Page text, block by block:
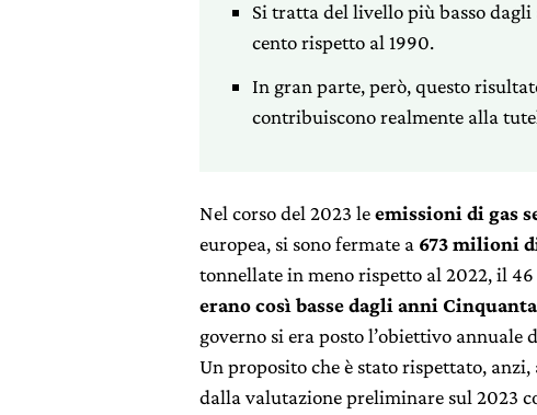
Si tratta del livello più basso
cento rispetto al 1990.
In gran parte, però, questo
contribuiscono realmente alla
Nel corso del 2023 leemissioni di gas
europea, si sono fermate a 673 milioni
tonnellate in meno rispetto al 2022, il
erano così basse dagli anni Cinquanta
governo si era posto l’obiettivo
Un proposito che è stato rispettato,
dalla valutazione preliminare sul 2023